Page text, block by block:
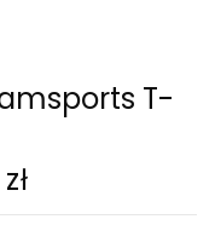
T-